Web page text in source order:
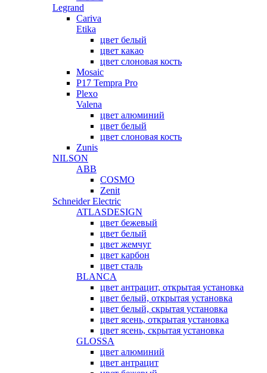
Legrand
Cariva
Etika
цвет белый
цвет какао
цвет слоновая кость
Mosaic
P17 Tempra Pro
Plexo
Valena
цвет алюминий
цвет белый
цвет слоновая кость
Zunis
NILSON
ABB
COSMO
Zenit
Schneider Electric
ATLASDESIGN
цвет бежевый
цвет белый
цвет жемчуг
цвет карбон
цвет сталь
BLANCA
цвет антрацит, открытая установка
цвет белый, открытая установка
цвет белый, скрытая установка
цвет ясень, открытая установка
цвет ясень, скрытая установка
GLOSSA
цвет алюминий
цвет антрацит